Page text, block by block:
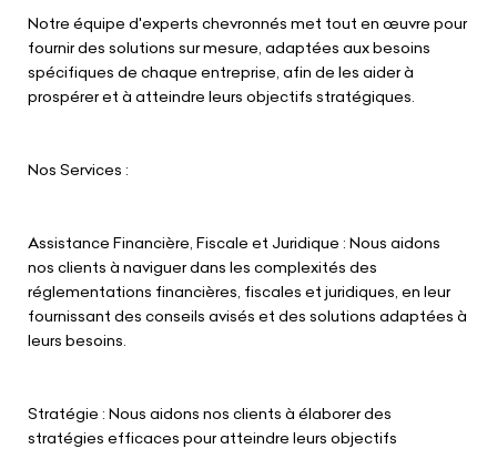
Notre équipe d'experts chevronnés met tout en œuvre pour
fournir des solutions sur mesure, adaptées aux besoins
spécifiques de chaque entreprise, afin de les aider à
prospérer et à atteindre leurs objectifs stratégiques.
Nos Services :
Assistance Financière, Fiscale et Juridique : Nous aidons
nos clients à naviguer dans les complexités des
réglementations financières, fiscales et juridiques, en leur
fournissant des conseils avisés et des solutions adaptées à
leurs besoins.
Stratégie : Nous aidons nos clients à élaborer des
stratégies efficaces pour atteindre leurs objectifs